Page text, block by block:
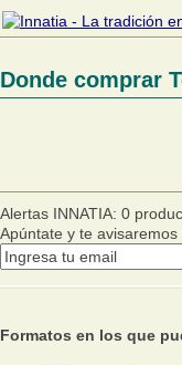
Donde comprar
Alertas INNATIA: 0
Apúntate y te
Formatos en los que